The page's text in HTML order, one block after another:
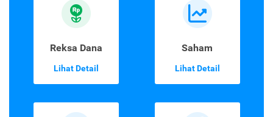
Reksa Dana
Lihat Detail
Saham
Lihat Detail